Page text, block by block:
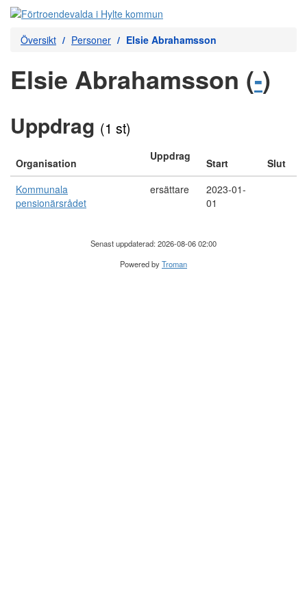
Översikt Personer Elsie Abrahamsson
Elsie Abrahamsson (-)
Uppdrag (1 st)
Organisation
Uppdrag
Start
Slut
Kommunala
pensionärsrådet
ersättare
2023-01-
01
Senast uppdaterad: 2026-08-06 02:00
Powered byTroman